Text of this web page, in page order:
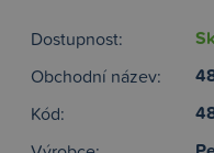
Dostupnost:
Obchodní název:
Kód: